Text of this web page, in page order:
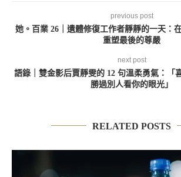
previous post
她。百業 26｜遺體修復工作者靜靜的一天：
重塑最後的尊嚴
next post
語錄｜雙金影后賈靜雯的 12 句溫柔勇氣：「
勝過別人看你的眼光」
RELATED POSTS